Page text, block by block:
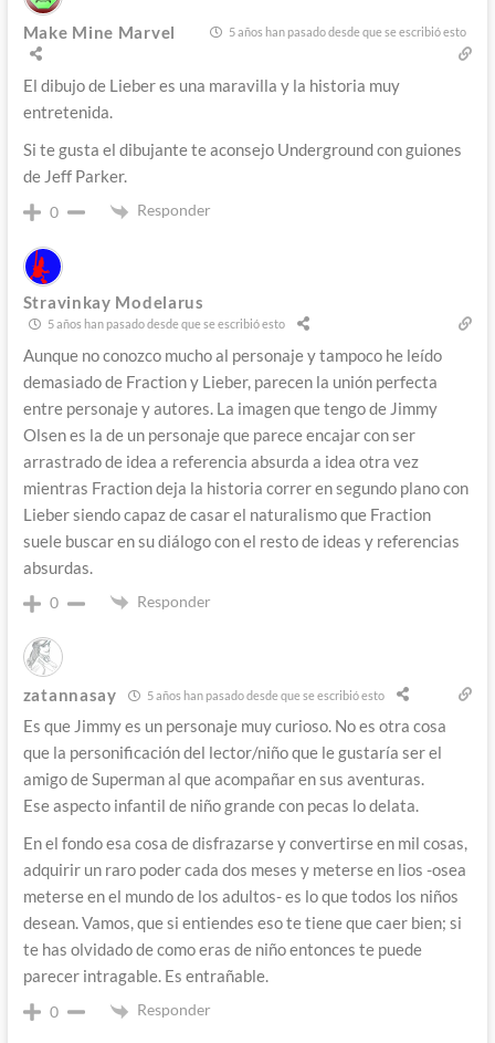
Make Mine Marvel 5 años han pasado desde que se escribió esto
El dibujo de Lieber es una maravilla y la historia muy
entretenida.
Si te gusta el dibujante te aconsejo Underground con guiones
de Jeff Parker.
0 Responder
Stravinkay Modelarus
5 años han pasado desde que se escribió esto
Aunque no conozco mucho al personaje y tampoco he leído
demasiado de Fraction y Lieber, parecen la unión perfecta
entre personaje y autores. La imagen que tengo de Jimmy
Olsen es la de un personaje que parece encajar con ser
arrastrado de idea a referencia absurda a idea otra vez
mientras Fraction deja la historia correr en segundo plano con
Lieber siendo capaz de casar el naturalismo que Fraction
suele buscar en su diálogo con el resto de ideas y referencias
absurdas.
0 Responder
zatannasay 5 años han pasado desde que se escribió esto
Es que Jimmy es un personaje muy curioso. No es otra cosa
que la personificación del lector/niño que le gustaría ser el
amigo de Superman al que acompañar en sus aventuras.
Ese aspecto infantil de niño grande con pecas lo delata.
En el fondo esa cosa de disfrazarse y convertirse en mil cosas,
adquirir un raro poder cada dos meses y meterse en lios -osea
meterse en el mundo de los adultos- es lo que todos los niños
desean. Vamos, que si entiendes eso te tiene que caer bien; si
te has olvidado de como eras de niño entonces te puede
parecer intragable. Es entrañable.
0 Responder